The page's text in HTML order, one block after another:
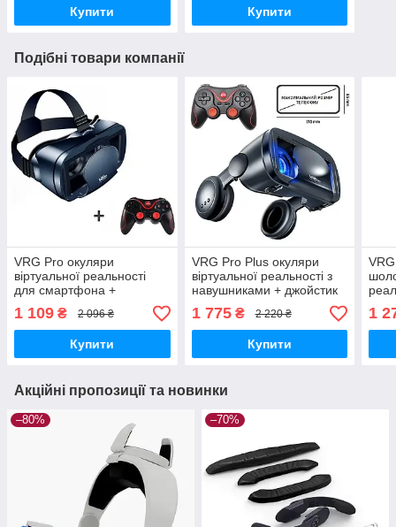
Купити Купити
Подібні товари компанії
VRG Pro окуляри
віртуальної реальності
для смартфона +
джойстик T3
1 109 ₴ 2 096 ₴
Купити
VRG Pro Plus окуляри
віртуальної реальності з
навушниками + джойстик
T3
1 775₴ 2 220 ₴
Купити
з
1
Акційні пропозиції та новинки
–80% –70%